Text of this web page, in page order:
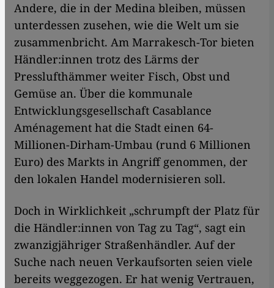
Andere, die in der Medina bleiben, müssen
unterdessen zusehen, wie die Welt um sie
zusammenbricht. Am Marrakesch-Tor bieten
Händler:innen trotz des Lärms der
Presslufthämmer weiter Fisch, Obst und
Gemüse an. Über die kommunale
Entwicklungsgesellschaft Casablance
Aménagement hat die Stadt einen 64-
Millionen-Dirham-Umbau (rund 6 Millionen
Euro) des Markts in Angriff genommen, der
den lokalen Handel modernisieren soll.
Doch in Wirklichkeit „schrumpft der Platz für
die Händler:innen von Tag zu Tag“, sagt ein
zwanzigjähriger Straßenhändler. Auf der
Suche nach neuen Verkaufsorten seien viele
bereits weggezogen. Er hat wenig Vertrauen,